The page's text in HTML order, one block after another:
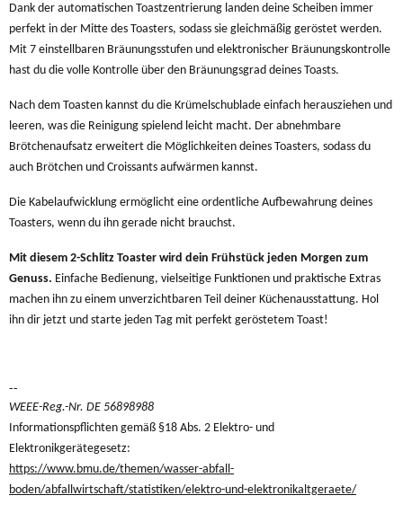
Dank der automatischen Toastzentrierung landen deine Scheiben immer
perfekt in der Mitte des Toasters, sodass sie gleichmäßig geröstet werden.
Mit 7 einstellbaren Bräunungsstufen und elektronischer Bräunungskontrolle
hast du die volle Kontrolle über den Bräunungsgrad deines Toasts.
Nach dem Toasten kannst du die Krümelschublade einfach herausziehen und
leeren, was die Reinigung spielend leicht macht. Der abnehmbare
Brötchenaufsatz erweitert die Möglichkeiten deines Toasters, sodass du
auch Brötchen und Croissants aufwärmen kannst.
Die Kabelaufwicklung ermöglicht eine ordentliche Aufbewahrung deines
Toasters, wenn du ihn gerade nicht brauchst.
Mit diesem 2-Schlitz Toaster wird dein Frühstück jeden Morgen zum
Genuss. Einfache Bedienung, vielseitige Funktionen und praktische Extras
machen ihn zu einem unverzichtbaren Teil deiner Küchenausstattung. Hol
ihn dir jetzt und starte jeden Tag mit perfekt geröstetem Toast!
--
WEEE-Reg.-Nr. DE 56898988
Informationspflichten gemäß §18 Abs. 2 Elektro- und
Elektronikgerätegesetz:
https://www.bmu.de/themen/wasser-abfall-
boden/abfallwirtschaft/statistiken/elektro-und-elektronikaltgeraete/